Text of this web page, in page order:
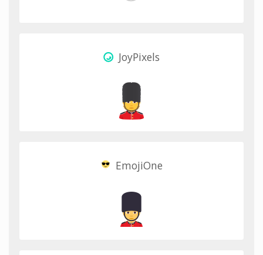
JoyPixels
EmojiOne